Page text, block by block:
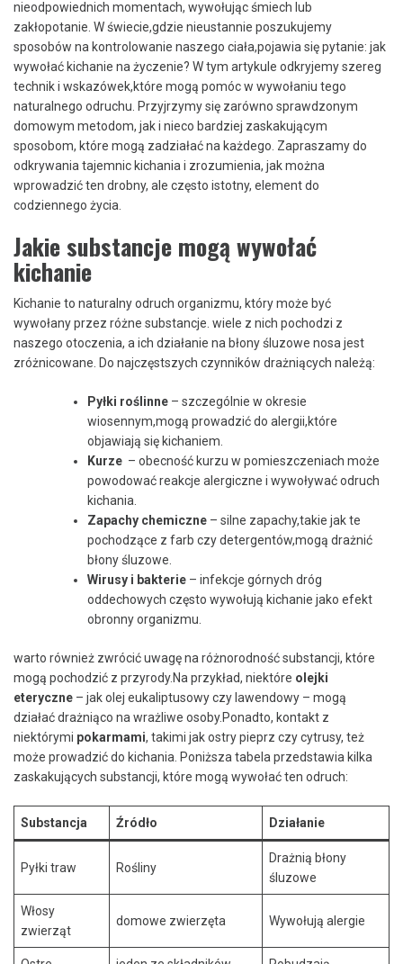
⁤nieodpowiednich momentach, wywołując śmiech⁢ lub
zakłopotanie. W świecie,gdzie nieustannie poszukujemy
sposobów na kontrolowanie naszego ciała,pojawia się pytanie: jak
wywołać kichanie na życzenie? W tym artykule odkryjemy szereg
technik i wskazówek,które mogą pomóc⁢ w ‌wywołaniu⁢ tego
⁤naturalnego⁢ odruchu. Przyjrzymy się zarówno sprawdzonym
domowym metodom, jak i ⁤nieco bardziej‍ zaskakującym
sposobom, ⁢które mogą zadziałać na ‌każdego. Zapraszamy‌ do
odkrywania tajemnic kichania ⁣i zrozumienia, jak można⁢
wprowadzić ten drobny,‌ ale często⁢ istotny, element do⁤
codziennego życia.
Jakie substancje mogą wywołać
kichanie
Kichanie to naturalny odruch organizmu, który może być
wywołany ‌przez różne substancje. wiele z nich pochodzi⁢ z‌
naszego‍ otoczenia,⁢ a ich działanie⁣ na błony śluzowe nosa jest
zróżnicowane. Do najczęstszych czynników drażniących należą:
Pyłki ⁢roślinne – szczególnie ‌w ⁤okresie
wiosennym,mogą prowadzić do ‍alergii,które​
objawiają się kichaniem.
Kurze ‌ –⁢ obecność kurzu⁣ w ⁢pomieszczeniach może
powodować reakcje alergiczne i wywoływać odruch
kichania.
Zapachy chemiczne – silne zapachy,takie ⁤jak te
⁤pochodzące ⁢z farb czy detergentów,mogą drażnić
błony śluzowe.
Wirusy i bakterie –⁢ infekcje ​górnych dróg
oddechowych często wywołują kichanie⁤ jako efekt
obronny organizmu.
warto ​również zwrócić⁤ uwagę na różnorodność substancji, które ​
mogą pochodzić ‌z⁢ przyrody.Na przykład, niektóre olejki‍
eteryczne –⁢ jak‌ olej ‌eukaliptusowy czy lawendowy – mogą⁢
działać drażniąco ‌na‍ wrażliwe osoby.Ponadto,​ kontakt‍ z
niektórymi‌ pokarmami, takimi‌ jak ostry pieprz czy cytrusy, też⁢
może prowadzić ⁤do kichania. Poniższa ⁢tabela ⁢przedstawia​ kilka
zaskakujących substancji, które ⁢mogą wywołać ten odruch:
Substancja Źródło Działanie
Pyłki⁤ traw Rośliny
Drażnią błony
śluzowe
Włosy
zwierząt
domowe zwierzęta Wywołują alergie